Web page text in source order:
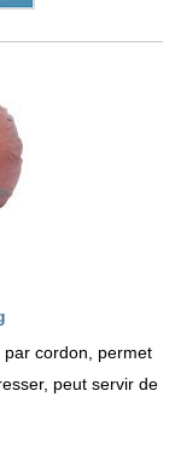
cordon, permet
peut servir de